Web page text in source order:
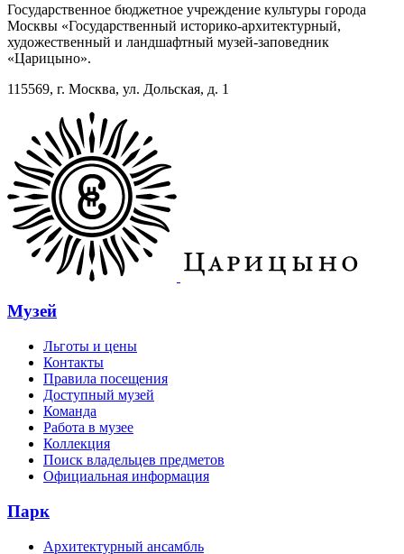
Государственное бюджетное учреждение культуры города
Москвы «Государственный историко-архитектурный,
художественный и ландшафтный музей-заповедник
«Царицыно».
115569, г. Москва, ул. Дольская, д. 1
Музей
Льготы и цены
Контакты
Правила посещения
Доступный музей
Команда
Работа в музее
Коллекция
Поиск владельцев предметов
Официальная информация
Парк
Архитектурный ансамбль